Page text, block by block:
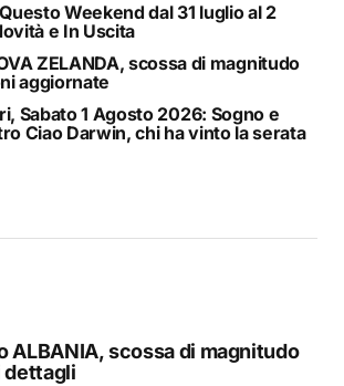
Weekend dal 31 luglio al 2
e In Uscita
ZELANDA, scossa di magnitudo
aggiornate
Sabato 1 Agosto 2026: Sogno e
Ciao Darwin, chi ha vinto la serata
ALBANIA, scossa di magnitudo
dettagli